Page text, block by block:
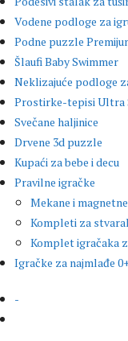
Vodene podloge za
Podne puzzle
Šlaufi Baby Swimmer
Neklizajuće podloge
Prostirke-tepisi Ultra
Svečane haljinice
Drvene 3d puzzle
Kupaći za bebe i decu
Pravilne igračke
Mekane i
Kompleti za
Komplet igračaka
Igračke za najmlađe
-